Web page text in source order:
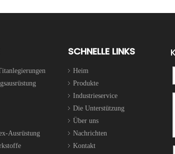
auf eine unvergessliche Reise, deren Ziel ein üppiger
Ausrüstung
SCHNELLE LINKS
Heim
Produkte
Industrieservice
Die Unterstützung
Über uns
Nachrichten
Kontakt